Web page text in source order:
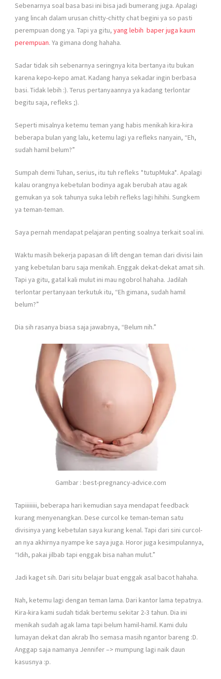
Sebenarnya soal basa basi ini bisa jadi bumerang juga. Apalagi
yang lincah dalam urusan chitty-chitty chat begini ya so pasti
perempuan dong ya. Tapi ya gitu, yang lebih baper juga kaum
perempuan. Ya gimana dong hahaha.
Sadar tidak sih sebenarnya seringnya kita bertanya itu bukan
karena kepo-kepo amat. Kadang hanya sekadar ingin berbasa
basi. Tidak lebih :). Terus pertanyaannya ya kadang terlontar
begitu saja, refleks ;).
Seperti misalnya ketemu teman yang habis menikah kira-kira
beberapa bulan yang lalu, ketemu lagi ya refleks nanyain, “Eh,
sudah hamil belum?”
Sumpah demi Tuhan, serius, itu tuh refleks *tutupMuka*. Apalagi
kalau orangnya kebetulan bodinya agak berubah atau agak
gemukan ya sok tahunya suka lebih refleks lagi hihihi. Sungkem
ya teman-teman.
Saya pernah mendapat pelajaran penting soalnya terkait soal ini.
Waktu masih bekerja papasan di lift dengan teman dari divisi lain
yang kebetulan baru saja menikah. Enggak dekat-dekat amat sih.
Tapi ya gitu, gatal kali mulut ini mau ngobrol hahaha. Jadilah
terlontar pertanyaan terkutuk itu, “Eh gimana, sudah hamil
belum?”
Dia sih rasanya biasa saja jawabnya, “Belum nih.”
Gambar : best-pregnancy-advice.com
Tapiiiiiiii, beberapa hari kemudian saya mendapat feedback
kurang menyenangkan. Dese curcol ke teman-teman satu
divisinya yang kebetulan saya kurang kenal. Tapi dari sini curcol-
an nya akhirnya nyampe ke saya juga. Horor juga kesimpulannya,
“Idih, pakai jilbab tapi enggak bisa nahan mulut.”
Jadi kaget sih. Dari situ belajar buat enggak asal bacot hahaha.
Nah, ketemu lagi dengan teman lama. Dari kantor lama tepatnya.
Kira-kira kami sudah tidak bertemu sekitar 2-3 tahun. Dia ini
menikah sudah agak lama tapi belum hamil-hamil. Kami dulu
lumayan dekat dan akrab lho semasa masih ngantor bareng :D.
Anggap saja namanya Jennifer –> mumpung lagi naik daun
kasusnya :p.